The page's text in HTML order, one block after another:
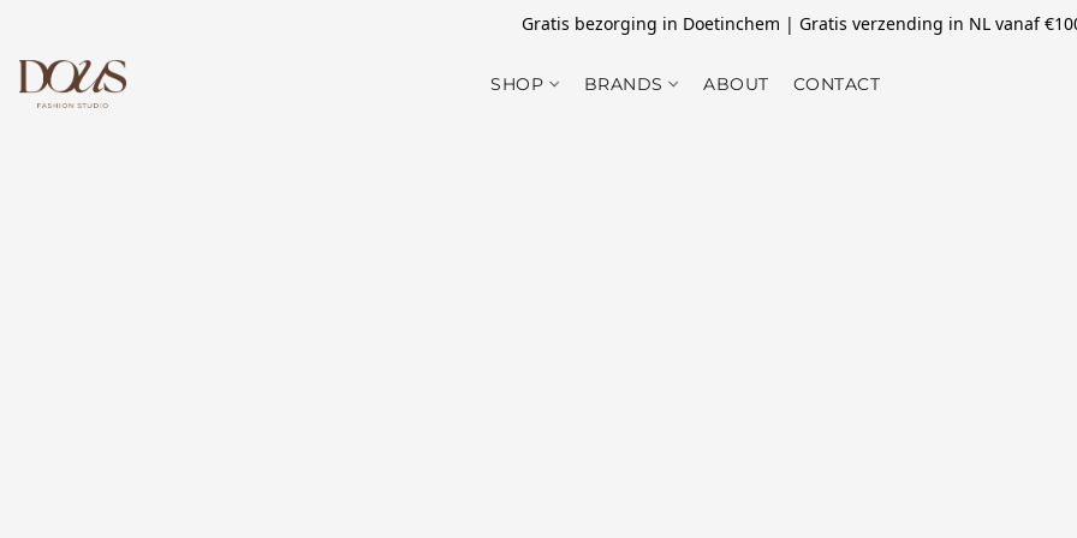
Gratis bezorging in Doetinchem | Gratis verzending in NL vanaf
SHOP BRANDS ABOUT CONTACT